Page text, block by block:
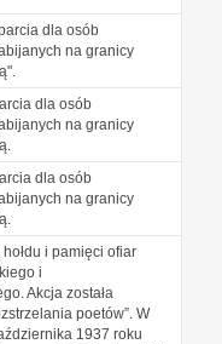
dla osób
na granicy
dla osób
na granicy
dla osób
na granicy
hołdu i pamięci ofiar
i
Akcja została
poetów”. W
1937 roku